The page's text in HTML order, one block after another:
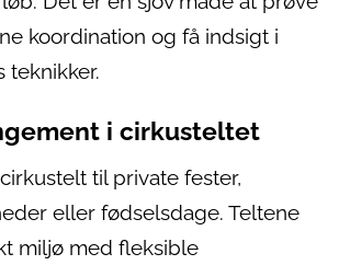
koordination og få indsigt i
teknikker.
i cirkusteltet
til private fester,
eller fødselsdage. Teltene
miljø med fleksible